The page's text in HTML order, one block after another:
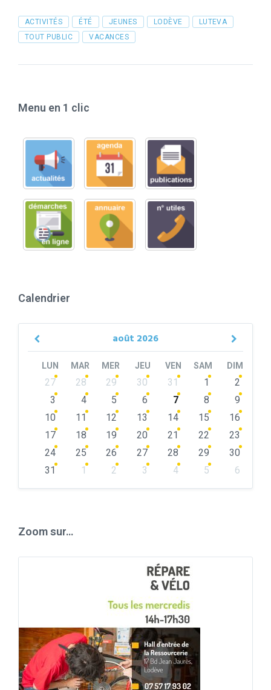
Tags
ACTIVITÉS ÉTÉ JEUNES LODÈVE
LUTEVA
TOUT PUBLIC
VACANCES
Menu en 1 clic
Calendrier
août 2026
Previous
LUN MAR MER JEU VEN SAM DIM
Skip
calendar
27 28 29 30 31 1
2
3
4 5 6 7 8
9
10
11 12 13 14 15
16
17
18 19 20 21 22
23
24
25 26 27 28 29
30
31
1 2 3 4 5
6
Zoom sur…